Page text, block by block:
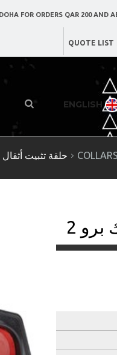
FOR ORDERS QAR 200 AND
QUOTE LIST
ENGLISH
COLLARS حلقة تثبيت
2